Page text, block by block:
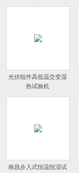
光伏组件高低温交变湿
热试验机
南昌步入式恒温恒湿试